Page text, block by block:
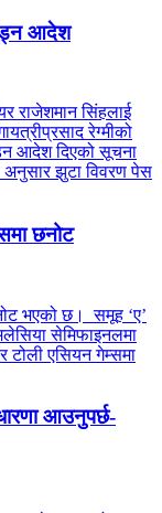
आदेश
राजेशमान सिंहलाई
रेग्मीको
आदेश दिएको सूचना
अनुसार झुटा विवरण पेस
छनोट
भएको छ। समूह ‘ए’
सेमिफाइनलमा
टोली एसियन गेम्समा
आउनुपर्छ-